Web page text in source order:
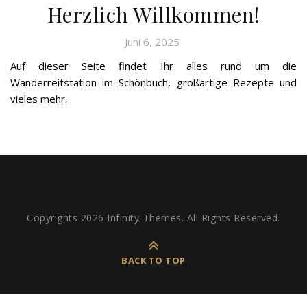
Herzlich Willkommen!
Juni 6, 2025
Auf dieser Seite findet Ihr alles rund um die
Wanderreitstation im Schönbuch, großartige Rezepte und
vieles mehr.
Copyrights 2026 Infinity-Themes. All Rights Reserved.
BACK TO TOP